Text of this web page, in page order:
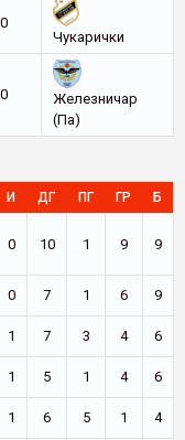
Чукарички
Железничар
(Па)
И ДГ ПГ ГР Б
0 10 1 9 9
0 7 1 6 9
1 7 3 4 6
1 5 1 4 6
1 6 5 1 4